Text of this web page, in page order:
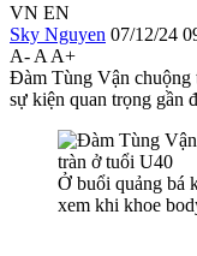
VN EN
Sky Nguyen 07/12/24
A- A A+
Đàm Tùng Vận chuộng
sự kiện quan trọng gần
Ở buổi quảng bá
xem khi khoe